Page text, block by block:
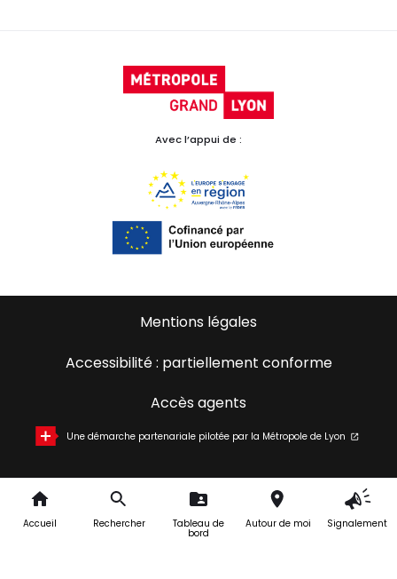
Accueil Rechercher Tableau de
bord
Autour de moi Signalement
Avec l’appui de :
Mentions légales
Accessibilité : partiellement conforme
Accès agents
Une démarche partenariale pilotée par la Métropole de Lyon